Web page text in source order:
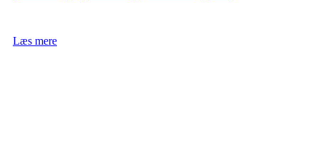
Læs mere